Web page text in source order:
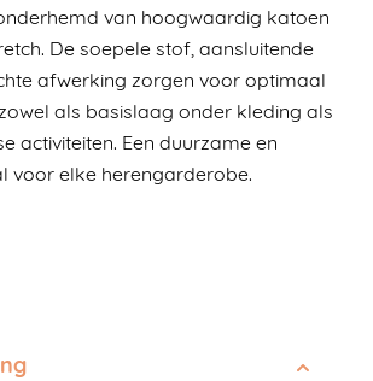
van hoogwaardig katoen
De soepele stof, aansluitende
afwerking zorgen voor optimaal
als basislaag onder kleding als
activiteiten. Een duurzame en
voor elke herengarderobe.